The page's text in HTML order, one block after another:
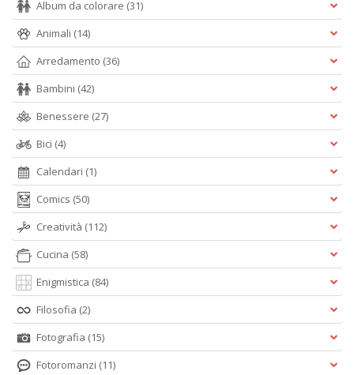
Album da colorare (31)
Animali (14)
Arredamento (36)
Bambini (42)
Benessere (27)
Bici (4)
Calendari (1)
Comics (50)
Creatività (112)
Cucina (58)
Enigmistica (84)
Filosofia (2)
Fotografia (15)
Fotoromanzi (11)